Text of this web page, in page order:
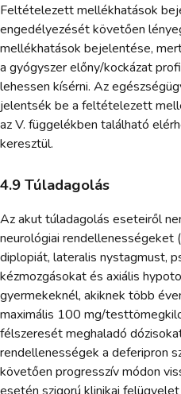
Feltételezett mellékhatások
engedélyezését követően
mellékhatások bejelentése,
a gyógyszer előny/kockázat
lehessen kísérni. Az
jelentsék be a feltételezett
az V. függelékben található
keresztül.
4.9 Túladagolás
Az akut túladagolás eseteiről
neurológiai rendellenességeket
diplopiát, lateralis nystagmust,
kézmozgásokat és axiális
gyermekeknél, akiknek több
maximális 100 mg/
félszeresét meghaladó
rendellenességek a deferipron
követően progresszív módon